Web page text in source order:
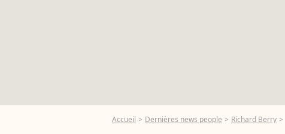
Accueil Dernières news people Richard Berry